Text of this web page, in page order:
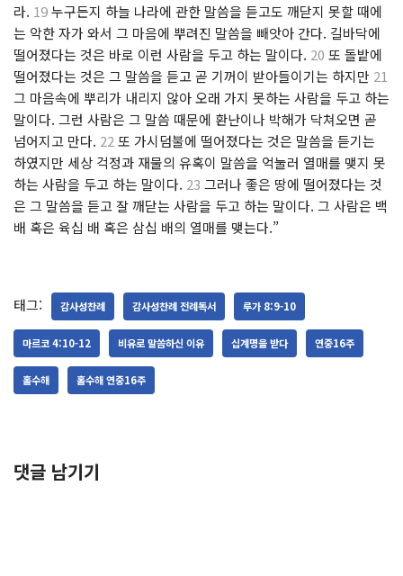
라. 19누구든지 하늘 나라에 관한 말씀을 듣고도 깨닫지 못할 때에
는 악한 자가 와서 그 마음에 뿌려진 말씀을 빼앗아 간다. 길바닥에
떨어졌다는 것은 바로 이런 사람을 두고 하는 말이다. 20 또 돌밭에
떨어졌다는 것은 그 말씀을 듣고 곧 기꺼이 받아들이기는 하지만 21
그 마음속에 뿌리가 내리지 않아 오래 가지 못하는 사람을 두고 하는
말이다. 그런 사람은 그 말씀 때문에 환난이나 박해가 닥쳐오면 곧
넘어지고 만다. 22 또 가시덤불에 떨어졌다는 것은 말씀을 듣기는
하였지만 세상 걱정과 재물의 유혹이 말씀을 억눌러 열매를 맺지 못
하는 사람을 두고 하는 말이다. 23 그러나 좋은 땅에 떨어졌다는 것
은 그 말씀을 듣고 잘 깨닫는 사람을 두고 하는 말이다. 그 사람은 백
배 혹은 육십 배 혹은 삼십 배의 열매를 맺는다.”
태그: 감사성찬례 감사성찬례 전례독서 루가 8:9-10
마르코 4:10-12 비유로 말씀하신 이유 십계명을 받다 연중16주
홀수해 홀수해 연중16주
댓글 남기기